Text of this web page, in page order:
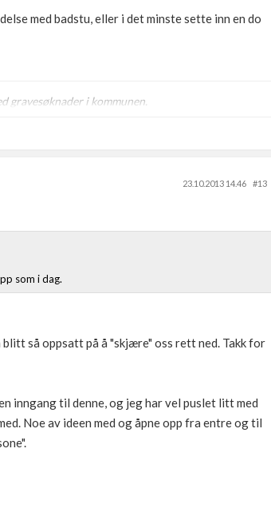
med badstu, eller i det minste sette inn en do
gravesøknader i kommunen.
23.10.2013 14.46
#13
som i dag.
blitt så oppsatt på å "skjære" oss rett ned. Takk for
inngang til denne, og jeg har vel puslet litt med
Noe av ideen med og åpne opp fra entre og til